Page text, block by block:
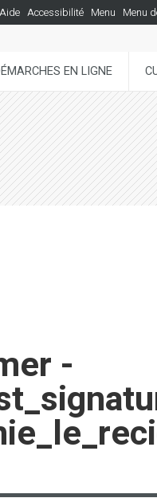
Aide Accessibilité Menu Menu
EN LIGNE
-